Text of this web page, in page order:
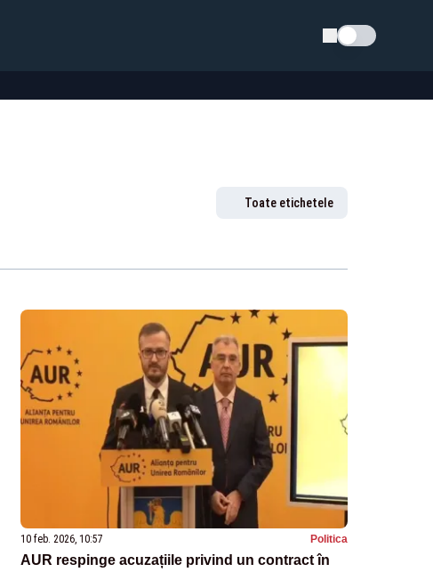
Schimba tema
Toate etichetele
10 feb. 2026, 10:57 Politica
AUR respinge acuzațiile privind un contract în